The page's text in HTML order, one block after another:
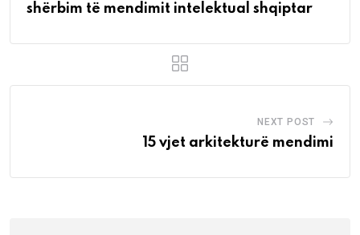
shërbim të mendimit intelektual shqiptar
NEXT POST
15 vjet arkitekturë mendimi